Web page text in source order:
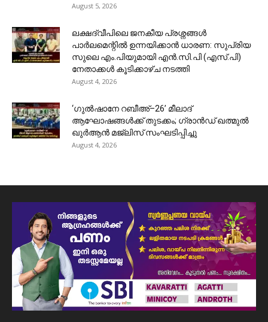
August 5, 2026
ലക്ഷദ്വീപിലെ ജനകീയ പ്രശ്നങ്ങൾ
പാർലമെന്റിൽ ഉന്നയിക്കാൻ ധാരണ: സുപ്രിയ
സുലെ എം.പിയുമായി എൻ.സി.പി (എസ്.പി)
നേതാക്കൾ കൂടിക്കാഴ്ച നടത്തി
August 4, 2026
‘ഗുൽഷാനേ റബീഅ്–26’ മീലാദ്
ആഘോഷങ്ങൾക്ക് തുടക്കം; ഗ്രാൻഡ് ഖത്മുൽ
ഖുർആൻ മജ്‌ലിസ് സംഘടിപ്പിച്ചു
August 4, 2026